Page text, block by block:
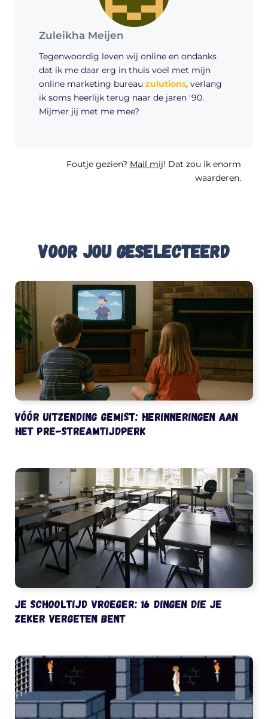
Zuleikha Meijen
Tegenwoordig leven wij online en ondanks
dat ik me daar erg in thuis voel met mijn
online marketing bureau zulutions, verlang
ik soms heerlijk terug naar de jaren '90.
Mijmer jij met me mee?
Foutje gezien? Mail mij! Dat zou ik enorm
waarderen.
Voor jou geselecteerd
Vóór uitzending gemist: herinneringen aan
het pre-streamtijdperk
Je schooltijd vroeger: 16 dingen die je
zeker vergeten bent